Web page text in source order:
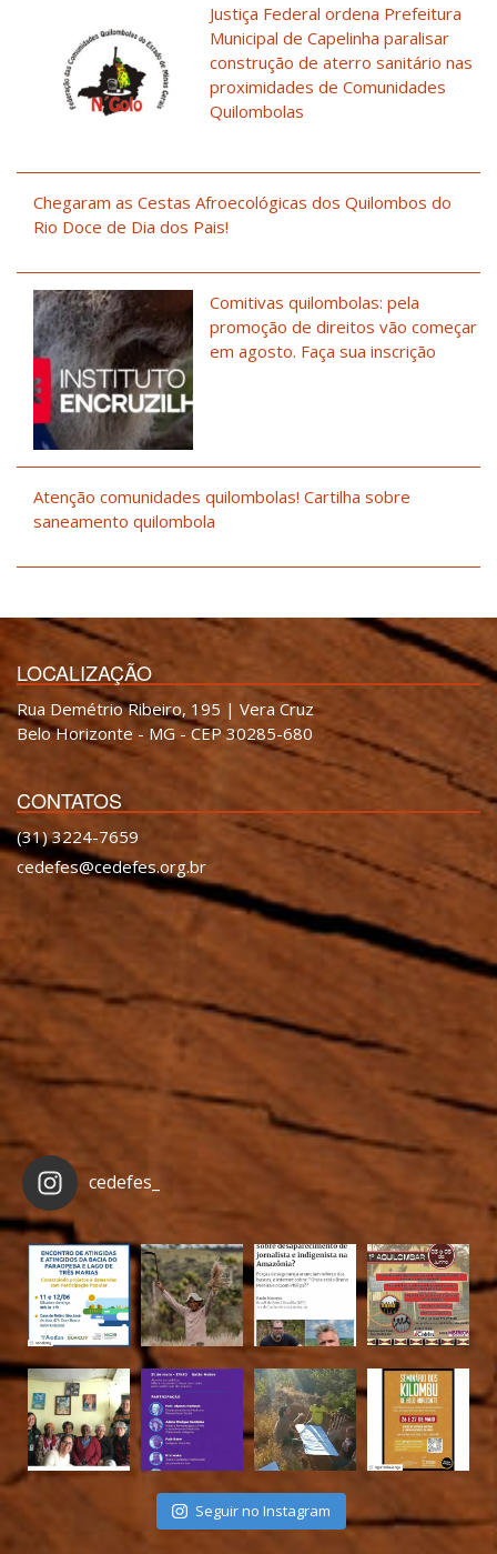
Justiça Federal ordena Prefeitura
Municipal de Capelinha paralisar
construção de aterro sanitário nas
proximidades de Comunidades
Quilombolas
Chegaram as Cestas Afroecológicas dos Quilombos do
Rio Doce de Dia dos Pais!
Comitivas quilombolas: pela
promoção de direitos vão começar
em agosto. Faça sua inscrição
Atenção comunidades quilombolas! Cartilha sobre
saneamento quilombola
LOCALIZAÇÃO
Rua Demétrio Ribeiro, 195 | Vera Cruz
Belo Horizonte - MG - CEP 30285-680
CONTATOS
(31) 3224-7659
cedefes@cedefes.org.br
cedefes_
Seguir no Instagram